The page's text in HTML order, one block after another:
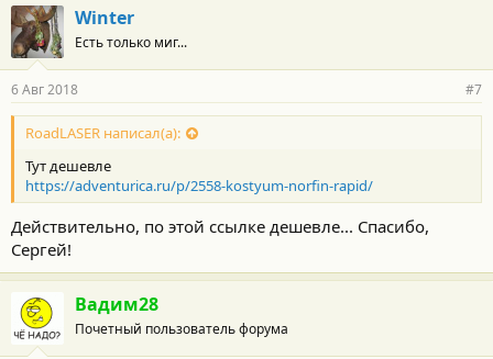
Winter
Есть только миг...
6 Авг 2018 #7
RoadLASER написал(а):
Тут дешевле
https://adventurica.ru/p/2558-kostyum-norfin-rapid/
Действительно, по этой ссылке дешевле... Спасибо,
Сергей!
Вадим28
Почетный пользователь форума